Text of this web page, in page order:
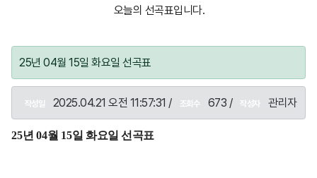
오늘의 선곡표입니다.
25년 04월 15일 화요일 선곡표
작성일 2025.04.21 오전 11:57:31 / 조회수 673 / 작성자 관리자
25년 04월 15일 화요일 선곡표